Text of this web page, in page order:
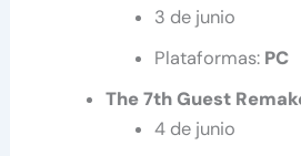
3 de junio
Plataformas: PC
The 7th Guest
4 de junio